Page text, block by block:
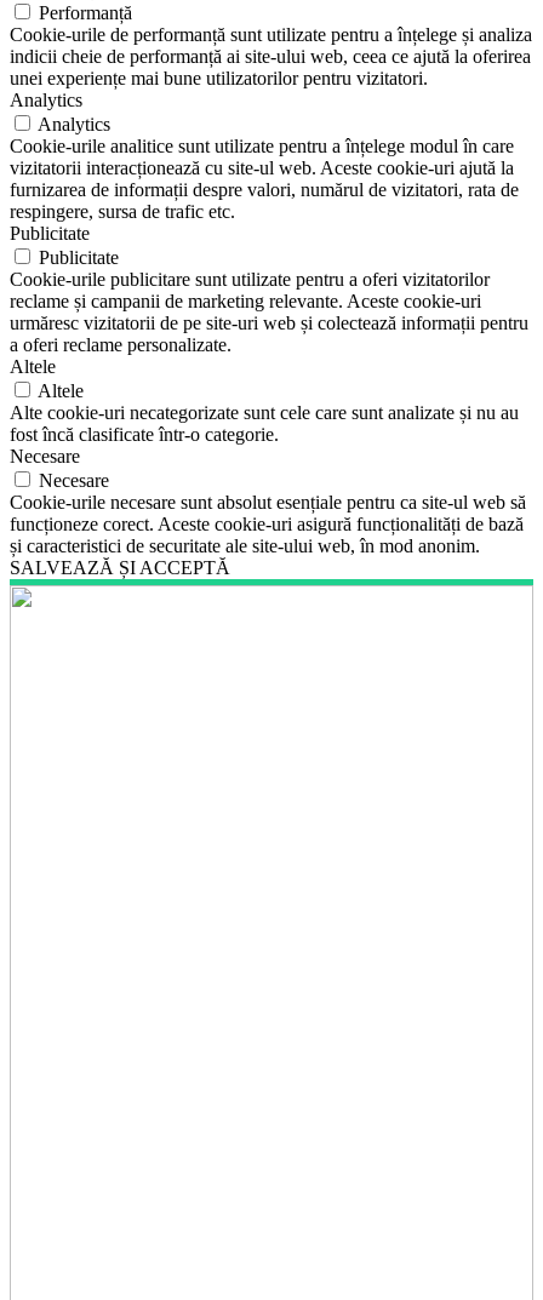
Performanță
Cookie-urile de performanță sunt utilizate pentru a înțelege și analiza
indicii cheie de performanță ai site-ului web, ceea ce ajută la oferirea
unei experiențe mai bune utilizatorilor pentru vizitatori.
Analytics
Analytics
Cookie-urile analitice sunt utilizate pentru a înțelege modul în care
vizitatorii interacționează cu site-ul web. Aceste cookie-uri ajută la
furnizarea de informații despre valori, numărul de vizitatori, rata de
respingere, sursa de trafic etc.
Publicitate
Publicitate
Cookie-urile publicitare sunt utilizate pentru a oferi vizitatorilor
reclame și campanii de marketing relevante. Aceste cookie-uri
urmăresc vizitatorii de pe site-uri web și colectează informații pentru
a oferi reclame personalizate.
Altele
Altele
Alte cookie-uri necategorizate sunt cele care sunt analizate și nu au
fost încă clasificate într-o categorie.
Necesare
Necesare
Cookie-urile necesare sunt absolut esențiale pentru ca site-ul web să
funcționeze corect. Aceste cookie-uri asigură funcționalități de bază
și caracteristici de securitate ale site-ului web, în mod anonim.
SALVEAZĂ ȘI ACCEPTĂ